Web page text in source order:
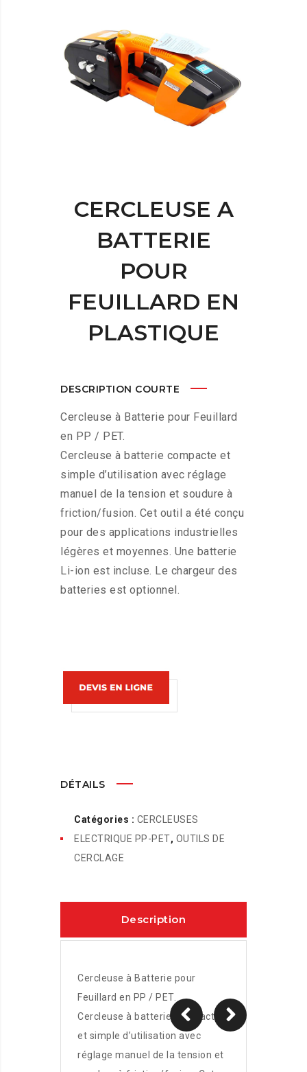
CERCLEUSE A
BATTERIE
POUR
FEUILLARD EN
PLASTIQUE
DESCRIPTION COURTE
Cercleuse à Batterie pour Feuillard
en PP / PET.
Cercleuse à batterie compacte et
simple d’utilisation avec réglage
manuel de la tension et soudure à
friction/fusion. Cet outil a été conçu
pour des applications industrielles
légères et moyennes. Une batterie
Li-ion est incluse. Le chargeur des
batteries est optionnel.
DÉTAILS
Catégories : CERCLEUSES
ELECTRIQUE PP-PET, OUTILS DE
CERCLAGE
Description
Cercleuse à Batterie pour
Feuillard en PP / PET.
Cercleuse à batterie compacte
et simple d’utilisation avec
réglage manuel de la tension et